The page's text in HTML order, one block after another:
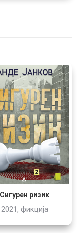
Сигурен ризик
2021, фикција